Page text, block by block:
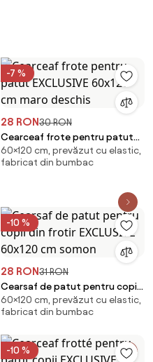
-7 %
28 RON30 RON
Cearceaf frote pentru patut
EXCLUSIVE 60x120 cm maro
deschis
60×120 cm, prevăzut cu elastic,
fabricat din bumbac
-10 %
28 RON31 RON
Cearsaf de patut pentru copii
din frotir EXCLUSIVE 60x120 cm
somon
60×120 cm, prevăzut cu elastic,
fabricat din bumbac
-10 %